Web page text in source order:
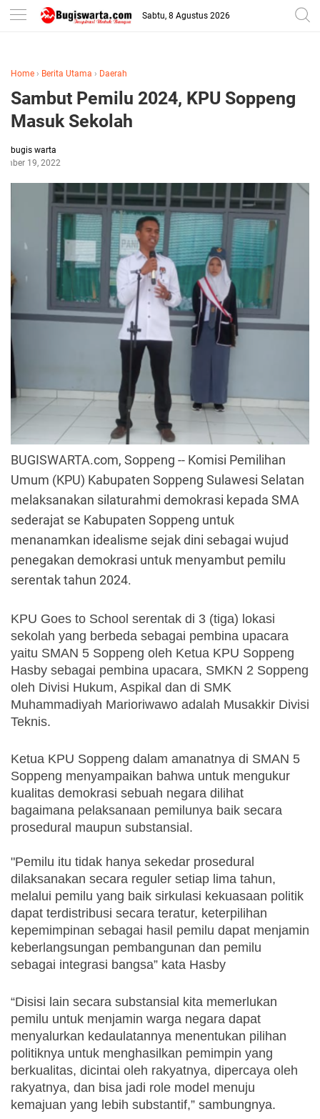
-->
Sabtu, 8 Agustus 2026
Home › Berita Utama › Daerah
Sambut Pemilu 2024, KPU Soppeng
Masuk Sekolah
bugis warta
19, 2022
BUGISWARTA.com, Soppeng -- Komisi Pemilihan
Umum (KPU) Kabupaten Soppeng Sulawesi Selatan
melaksanakan silaturahmi demokrasi kepada SMA
sederajat se Kabupaten Soppeng untuk
menanamkan idealisme sejak dini sebagai wujud
penegakan demokrasi untuk menyambut pemilu
serentak tahun 2024.
KPU Goes to School serentak di 3 (tiga) lokasi
sekolah yang berbeda sebagai pembina upacara
yaitu SMAN 5 Soppeng oleh Ketua KPU Soppeng
Hasby sebagai pembina upacara, SMKN 2 Soppeng
oleh Divisi Hukum, Aspikal dan di SMK
Muhammadiyah Marioriwawo adalah Musakkir Divisi
Teknis.
Ketua KPU Soppeng dalam amanatnya di SMAN 5
Soppeng menyampaikan bahwa untuk mengukur
kualitas demokrasi sebuah negara dilihat
bagaimana pelaksanaan pemilunya baik secara
prosedural maupun substansial.
"Pemilu itu tidak hanya sekedar prosedural
dilaksanakan secara reguler setiap lima tahun,
melalui pemilu yang baik sirkulasi kekuasaan politik
dapat terdistribusi secara teratur, keterpilihan
kepemimpinan sebagai hasil pemilu dapat menjamin
keberlangsungan pembangunan dan pemilu
sebagai integrasi bangsa” kata Hasby
“Disisi lain secara substansial kita memerlukan
pemilu untuk menjamin warga negara dapat
menyalurkan kedaulatannya menentukan pilihan
politiknya untuk menghasilkan pemimpin yang
berkualitas, dicintai oleh rakyatnya, dipercaya oleh
rakyatnya, dan bisa jadi role model menuju
kemajuan yang lebih substantif,” sambungnya.